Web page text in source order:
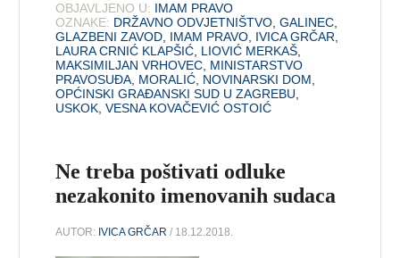
OBJAVLJENO U: IMAM PRAVO
OZNAKE: DRŽAVNO ODVJETNIŠTVO,GALINEC,
GLAZBENI ZAVOD, IMAM PRAVO, IVICA GRČAR,
LAURA CRNIĆ KLAPŠIĆ, LIOVIĆ MERKAŠ,
MAKSIMILJAN VRHOVEC, MINISTARSTVO
PRAVOSUĐA, MORALIĆ, NOVINARSKI DOM,
OPĆINSKI GRAĐANSKI SUD U ZAGREBU,
USKOK,VESNA KOVAČEVIĆ OSTOIĆ
Ne treba poštivati odluke
nezakonito imenovanih sudaca
AUTOR: IVICA GRČAR / 18.12.2018.